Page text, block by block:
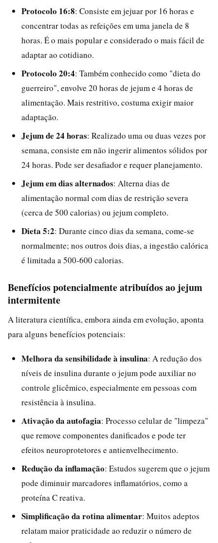
Protocolo 16:8: Consiste em jejuar por 16 horas e
concentrar todas as refeições em uma janela de 8
horas. É o mais popular e considerado o mais fácil de
adaptar ao cotidiano.
Protocolo 20:4: Também conhecido como "dieta do
guerreiro", envolve 20 horas de jejum e 4 horas de
alimentação. Mais restritivo, costuma exigir maior
adaptação.
Jejum de 24 horas: Realizado uma ou duas vezes por
semana, consiste em não ingerir alimentos sólidos por
24 horas. Pode ser desafiador e requer planejamento.
Jejum em dias alternados: Alterna dias de
alimentação normal com dias de restrição severa
(cerca de 500 calorias) ou jejum completo.
Dieta 5:2: Durante cinco dias da semana, come-se
normalmente; nos outros dois dias, a ingestão calórica
é limitada a 500-600 calorias.
Benefícios potencialmente atribuídos ao jejum
intermitente
A literatura científica, embora ainda em evolução, aponta
para alguns benefícios potenciais:
Melhora da sensibilidade à insulina: A redução dos
níveis de insulina durante o jejum pode auxiliar no
controle glicêmico, especialmente em pessoas com
resistência à insulina.
Ativação da autofagia: Processo celular de "limpeza"
que remove componentes danificados e pode ter
efeitos neuroprotetores e antienvelhecimento.
Redução da inflamação: Estudos sugerem que o jejum
pode diminuir marcadores inflamatórios, como a
proteína C reativa.
Simplificação da rotina alimentar: Muitos adeptos
relatam maior praticidade ao reduzir o número de